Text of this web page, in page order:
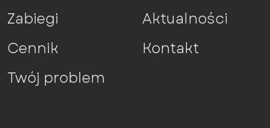
Zabiegi
Cennik
Twój problem
Aktualności
Kontakt